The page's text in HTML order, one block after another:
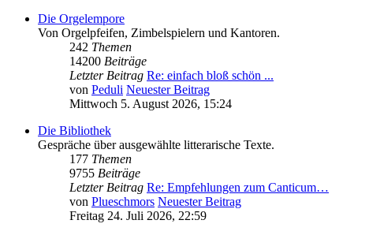
Die Orgelempore
Von Orgelpfeifen, Zimbelspielern und Kantoren.
242 Themen
14200 Beiträge
Letzter Beitrag Re: einfach bloß schön ...
von Peduli Neuester Beitrag
Mittwoch 5. August 2026, 15:24
Die Bibliothek
Gespräche über ausgewählte litterarische Texte.
177 Themen
9755 Beiträge
Letzter Beitrag Re: Empfehlungen zum Canticum…
von Plueschmors Neuester Beitrag
Freitag 24. Juli 2026, 22:59